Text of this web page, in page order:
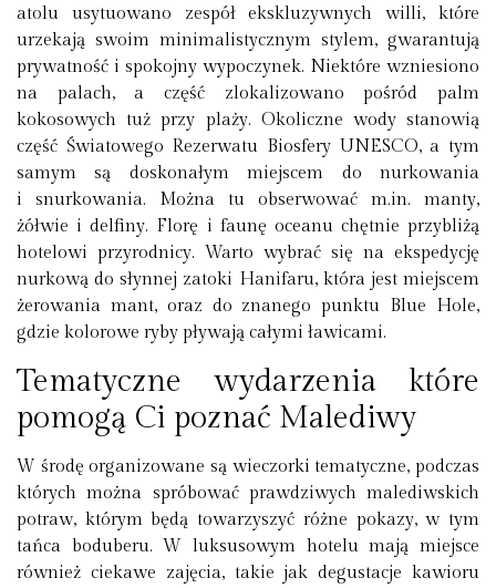
atolu usytuowano zespół ekskluzywnych willi, które
urzekają swoim minimalistycznym stylem, gwarantują
prywatność i spokojny wypoczynek. Niektóre wzniesiono
na palach, a część zlokalizowano pośród palm
kokosowych tuż przy plaży. Okoliczne wody stanowią
część Światowego Rezerwatu Biosfery UNESCO, a tym
samym są doskonałym miejscem do nurkowania
i snurkowania. Można tu obserwować m.in. manty,
żółwie i delfiny. Florę i faunę oceanu chętnie przybliżą
hotelowi przyrodnicy. Warto wybrać się na ekspedycję
nurkową do słynnej zatoki Hanifaru, która jest miejscem
żerowania mant, oraz do znanego punktu Blue Hole,
gdzie kolorowe ryby pływają całymi ławicami.
Tematyczne wydarzenia które
pomogą Ci poznać Malediwy
W środę organizowane są wieczorki tematyczne, podczas
których można spróbować prawdziwych malediwskich
potraw, którym będą towarzyszyć różne pokazy, w tym
tańca boduberu. W luksusowym hotelu mają miejsce
również ciekawe zajęcia, takie jak degustacje kawioru